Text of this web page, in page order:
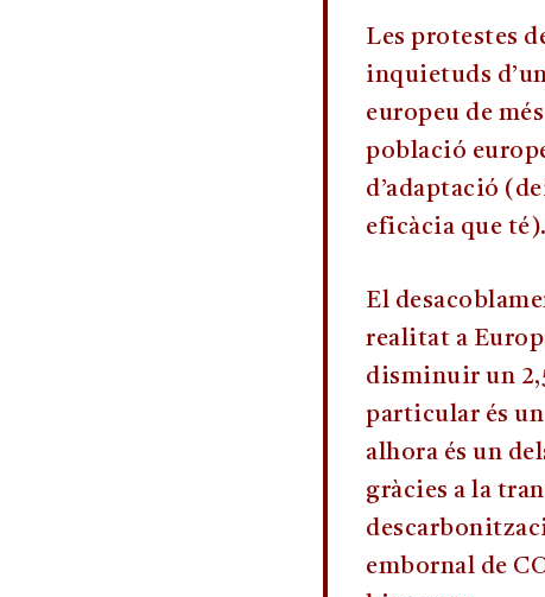
Les protestes
inquietuds
europeu de
població
d’adaptació
eficàcia que té).
El
realitat a
disminuir un
particular és
alhora és un
gràcies a la
embornal de